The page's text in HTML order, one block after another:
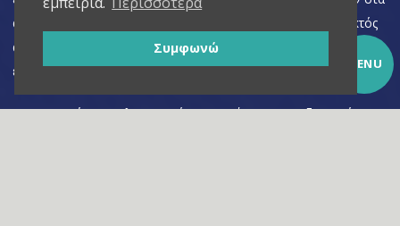
Συμφωνώ
MENU
αρχεία μας μέχρι την ολοκλήρωση της επικοινωνίας μας, εκτός
αν κατά την επικοινωνία προκύψει νέος σκοπός για τον οποίο
είναι απαραίτητη η περαιτέρω επεξεργασία τους.
Για περισσότερες πληροφορίες σχετικά με την επεξεργασία των